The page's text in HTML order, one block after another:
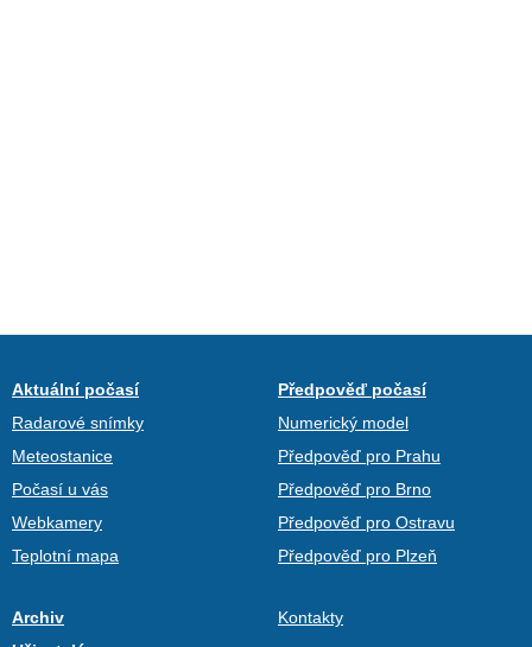
Aktuální počasí
Radarové snímky
Meteostanice
Počasí u vás
Webkamery
Teplotní mapa
Předpověď počasí
Numerický model
Předpověď pro Prahu
Předpověď pro Brno
Předpověď pro Ostravu
Předpověď pro Plzeň
Archiv
Kontakty